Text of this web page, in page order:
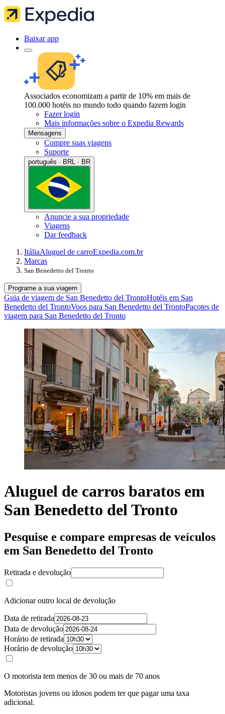
Baixar app
Associados economizam a partir de 10% em mais de
100.000 hotéis no mundo todo quando fazem login
Fazer login
Mais informações sobre o Expedia Rewards
Mensagens
Compre suas viagens
Suporte
português · BRL · BR
Anuncie a sua propriedade
Viagens
Dar feedback
ItáliaAluguel de carroExpedia.com.br
Marcas
San Benedetto del Tronto
Programe a sua viagem
Guia de viagem de San Benedetto del TrontoHotéis em San
Benedetto del TrontoVoos para San Benedetto del TrontoPacotes de
viagem para San Benedetto del Tronto
Aluguel de carros baratos em
San Benedetto del Tronto
Pesquise e compare empresas de veículos
em San Benedetto del Tronto
Retirada e devolução
Adicionar outro local de devolução
Data de retirada
Data de devolução
Horário de retirada
Horário de devolução
O motorista tem menos de 30 ou mais de 70 anos
Motoristas jovens ou idosos podem ter que pagar uma taxa
adicional.